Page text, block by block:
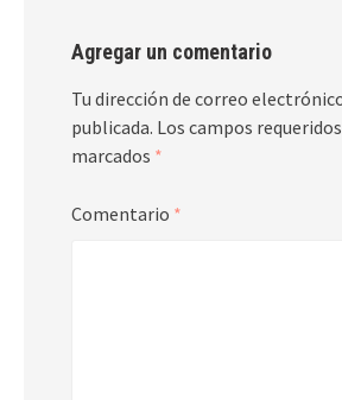
Agregar un comentario
Tu dirección de correo
publicada. Los campos
marcados *
Comentario *